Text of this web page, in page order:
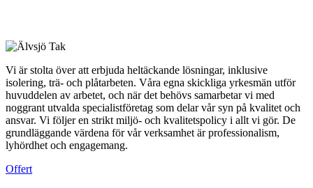
Vi är stolta över att erbjuda heltäckande lösningar, inklusive
isolering, trä- och plåtarbeten. Våra egna skickliga yrkesmän utför
huvuddelen av arbetet, och när det behövs samarbetar vi med
noggrant utvalda specialistföretag som delar vår syn på kvalitet och
ansvar. Vi följer en strikt miljö- och kvalitetspolicy i allt vi gör. De
grundläggande värdena för vår verksamhet är professionalism,
lyhördhet och engagemang.
Offert